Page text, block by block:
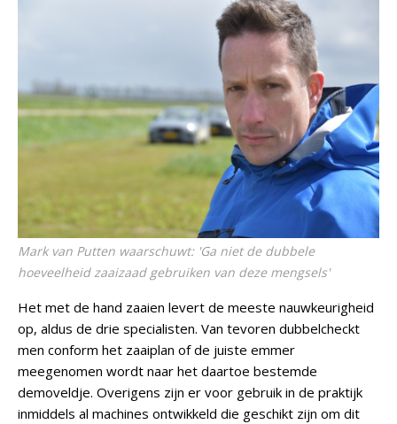
Mark van Putten waarschuwt: 'Ga niet de dubbele
hoeveelheid zaaizaad gebruiken van deze mengsels'
Het met de hand zaaien levert de meeste nauwkeurigheid
op, aldus de drie specialisten. Van tevoren dubbelcheckt
men conform het zaaiplan of de juiste emmer
meegenomen wordt naar het daartoe bestemde
demoveldje. Overigens zijn er voor gebruik in de praktijk
inmiddels al machines ontwikkeld die geschikt zijn om dit